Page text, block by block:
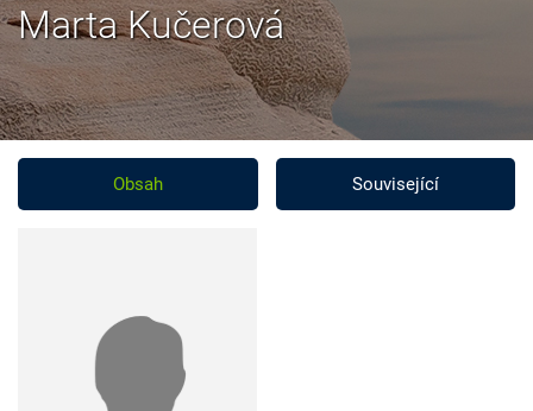
Marta Kučerová
Obsah Související